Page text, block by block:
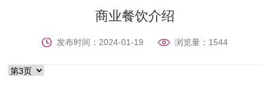
商业餐饮介绍
发布时间：2024-01-19 浏览量： 1544